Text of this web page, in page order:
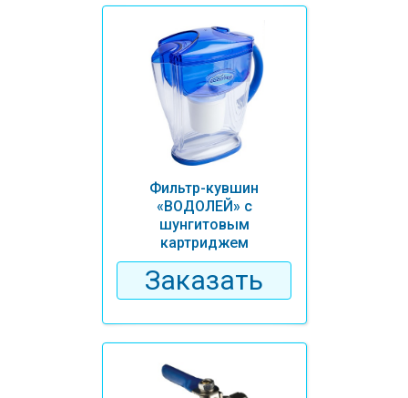
Фильтр-кувшин
«ВОДОЛЕЙ» с
шунгитовым
картриджем
Заказать